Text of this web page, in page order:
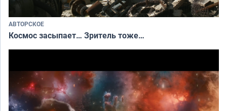
АВТОРСКОЕ
Космос засыпает… Зритель тоже…